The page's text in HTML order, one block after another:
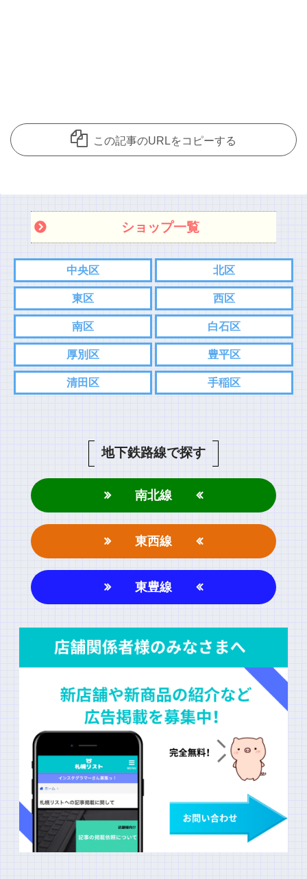
この記事のURLをコピーする
ショップ一覧
中央区 北区
東区 西区
南区 白石区
厚別区 豊平区
清田区 手稲区
地下鉄路線で探す
南北線
東西線
東豊線